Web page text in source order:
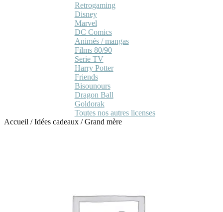
Retrogaming
Disney
Marvel
DC Comics
Animés / mangas
Films 80/90
Serie TV
Harry Potter
Friends
Bisounours
Dragon Ball
Goldorak
Toutes nos autres licenses
Accueil /Idées cadeaux /Grand mère